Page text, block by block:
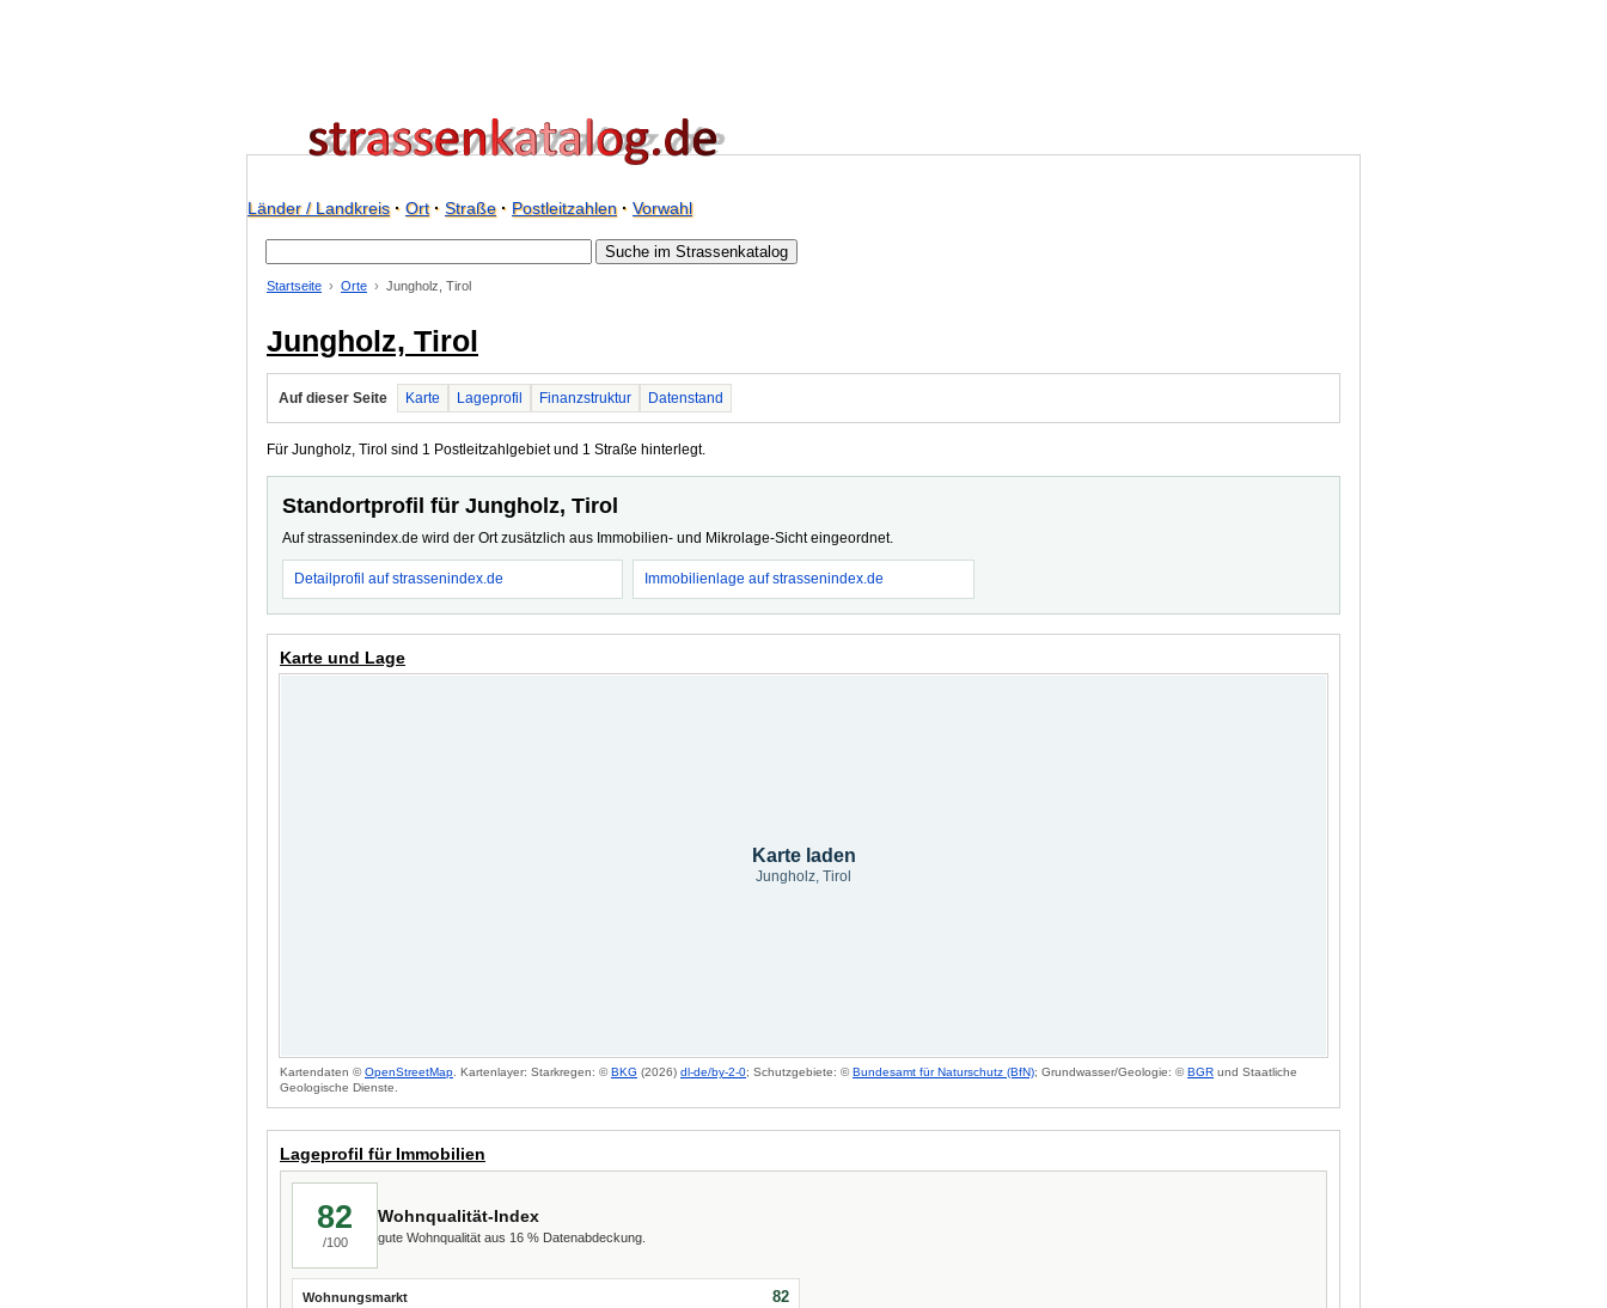
Länder / Landkreis· Ort· Straße· Postleitzahlen· Vorwahl
Startseite Orte Jungholz, Tirol
Jungholz, Tirol
Auf dieser Seite Karte Lageprofil Finanzstruktur Datenstand
Für Jungholz, Tirol sind 1 Postleitzahlgebiet und 1 Straße hinterlegt.
Standortprofil für Jungholz, Tirol
Auf strassenindex.de wird der Ort zusätzlich aus Immobilien- und Mikrolage-Sicht eingeordnet.
Detailprofil auf strassenindex.de Immobilienlage auf strassenindex.de
Karte und Lage
Karte laden
Jungholz, Tirol
Kartendaten ©OpenStreetMap . Kartenlayer: Starkregen: ©BKG (2026) dl-de/by-2-0; Schutzgebiete: ©Bundesamt für Naturschutz (BfN); Grundwasser/Geologie: ©BGR und Staatliche
Geologische Dienste.
Lageprofil für Immobilien
82
/100
Wohnqualität-Index
gute Wohnqualität aus 16 % Datenabdeckung.
Wohnungsmarkt 82